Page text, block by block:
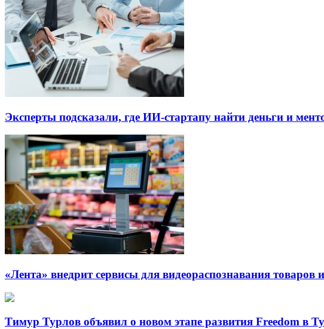
Эксперты подсказали, где ИИ-стартапу найти деньги и
«Лента» внедрит сервисы для видеораспознавания товаров
Тимур Турлов объявил о новом этапе развития Freedom в